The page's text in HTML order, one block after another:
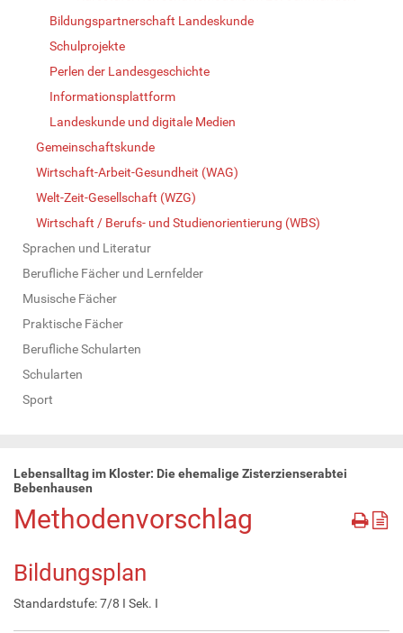
Bildungspartnerschaft Landeskunde
Schulprojekte
Perlen der Landesgeschichte
Informationsplattform
Landeskunde und digitale Medien
Gemeinschaftskunde
Wirtschaft-Arbeit-Gesundheit (WAG)
Welt-Zeit-Gesellschaft (WZG)
Wirtschaft / Berufs- und Studienorientierung (WBS)
Sprachen und Literatur
Berufliche Fächer und Lernfelder
Musische Fächer
Praktische Fächer
Berufliche Schularten
Schularten
Sport
Lebensalltag im Kloster: Die ehemalige Zisterzienserabtei
Bebenhausen
Methodenvorschlag
Bildungsplan
Standardstufe: 7/8 I Sek. I